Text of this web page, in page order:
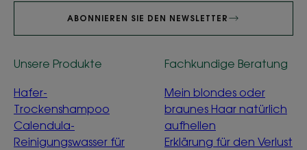
ABONNIEREN SIE DEN NEWSLETTER
Unsere Produkte
Hafer-
Trockenshampoo
Calendula-
Reinigungswasser für
Fachkundige Beratung
Mein blondes oder
braunes Haar natürlich
aufhellen
Erklärung für den Verlust